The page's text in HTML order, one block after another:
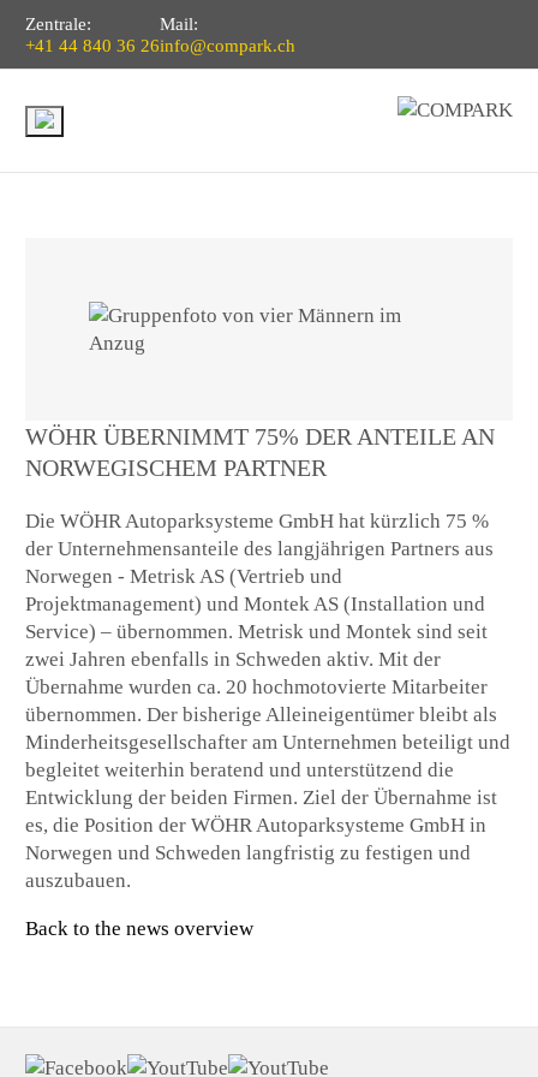
Zentrale:
+41 44 840 36 26
Mail:
info@compark.ch
WÖHR ÜBERNIMMT 75% DER ANTEILE AN
NORWEGISCHEM PARTNER
Die WÖHR Autoparksysteme GmbH hat kürzlich 75 %
der Unternehmensanteile des langjährigen Partners aus
Norwegen - Metrisk AS (Vertrieb und
Projektmanagement) und Montek AS (Installation und
Service) – übernommen. Metrisk und Montek sind seit
zwei Jahren ebenfalls in Schweden aktiv. Mit der
Übernahme wurden ca. 20 hochmotovierte Mitarbeiter
übernommen. Der bisherige Alleineigentümer bleibt als
Minderheitsgesellschafter am Unternehmen beteiligt und
begleitet weiterhin beratend und unterstützend die
Entwicklung der beiden Firmen. Ziel der Übernahme ist
es, die Position der WÖHR Autoparksysteme GmbH in
Norwegen und Schweden langfristig zu festigen und
auszubauen.
Back to the news overview